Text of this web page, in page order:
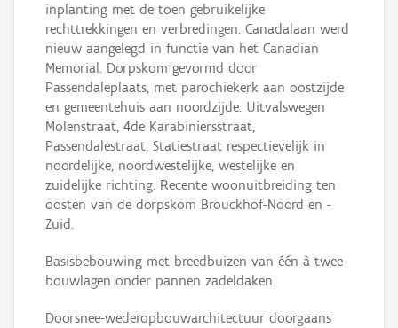
inplanting met de toen gebruikelijke
rechttrekkingen en verbredingen. Canadalaan werd
nieuw aangelegd in functie van het Canadian
Memorial. Dorpskom gevormd door
Passendaleplaats, met parochiekerk aan oostzijde
en gemeentehuis aan noordzijde. Uitvalswegen
Molenstraat, 4de Karabiniersstraat,
Passendalestraat, Statiestraat respectievelijk in
noordelijke, noordwestelijke, westelijke en
zuidelijke richting. Recente woonuitbreiding ten
oosten van de dorpskom Brouckhof-Noord en -
Zuid.
Basisbebouwing met breedbuizen van één à twee
bouwlagen onder pannen zadeldaken.
Doorsnee-wederopbouwarchitectuur doorgaans